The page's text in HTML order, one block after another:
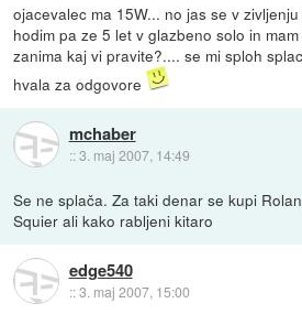
ojacevalec ma 15W... no jas se v
hodim pa ze 5 let v glazbeno solo in
zanima kaj vi pravite?.... se mi sploh
hvala za odgovore
mchaber
::3. maj 2007, 14:49
Se ne splača. Za taki denar se kupi
Squier ali kako rabljeni kitaro
edge540
::3. maj 2007, 15:00